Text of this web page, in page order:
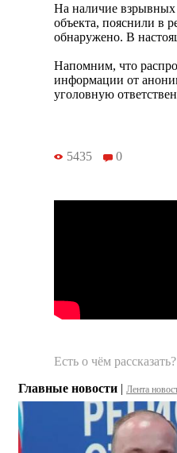
На наличие взрывных
объекта, пояснили в
обнаружено. В
Напомним, что
информации от
уголовную
5435 0
Есть о чём
Главные новости | Лента